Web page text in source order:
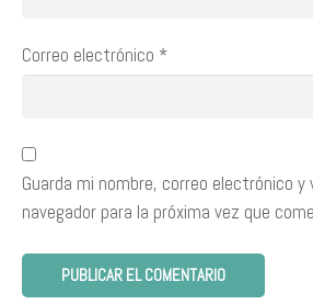
Correo electrónico *
Guarda mi nombre, correo electrónico y
navegador para la próxima vez que